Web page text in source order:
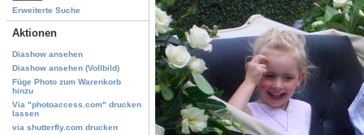
Erweiterte Suche
Aktionen
Diashow ansehen
Diashow ansehen (Vollbild)
Füge Photo zum Warenkorb
hinzu
Via "photoaccess.com" drucken
lassen
via shutterfly.com drucken